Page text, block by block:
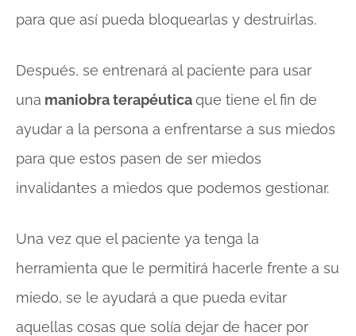
para que así pueda bloquearlas y destruirlas.
Después, se entrenará al paciente para usar
una maniobra terapéuticaque tiene el fin de
ayudar a la persona a enfrentarse a sus miedos
para que estos pasen de ser miedos
invalidantes a miedos que podemos gestionar.
Una vez que el paciente ya tenga la
herramienta que le permitirá hacerle frente a su
miedo, se le ayudará a que pueda evitar
aquellas cosas que solía dejar de hacer por